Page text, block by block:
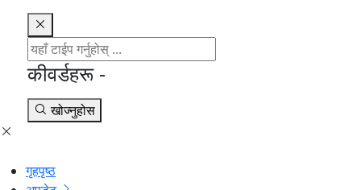
कीवर्डहरू -
खोज्नुहोस
गृहपृष्ठ